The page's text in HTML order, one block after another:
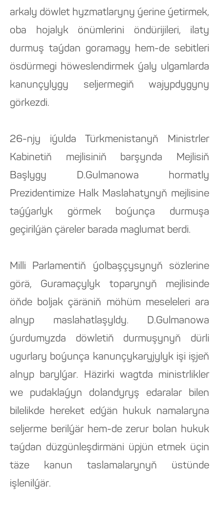
arkaly döwlet hyzmatlaryny ýerine ýetirmek,
oba hojalyk önümlerini öndürijileri, ilaty
durmuş taýdan goramagy hem-de sebitleri
ösdürmegi höweslendirmek ýaly ulgamlarda
kanunçylygy seljermegiň wajypdygyny
görkezdi.
26-njy iýulda Türkmenistanyň Ministrler
Kabinetiň mejlisiniň barşynda Mejlisiň
Başlygy D.Gulmanowa hormatly
Prezidentimize Halk Maslahatynyň mejlisine
taýýarlyk görmek boýunça durmuşa
geçirilýän çäreler barada maglumat berdi.
Milli Parlamentiň ýolbaşçysynyň sözlerine
görä, Guramaçylyk toparynyň mejlisinde
öňde boljak çäräniň möhüm meseleleri ara
alnyp maslahatlaşyldy. D.Gulmanowa
ýurdumyzda döwletiň durmuşynyň dürli
ugurlary boýunça kanunçykaryjylyk işi işjeň
alnyp barylýar. Häzirki wagtda ministrlikler
we pudaklaýyn dolandyryş edaralar bilen
bilelikde hereket edýän hukuk namalaryna
seljerme berilýär hem-de zerur bolan hukuk
taýdan düzgünleşdirmäni üpjün etmek üçin
täze kanun taslamalarynyň üstünde
işlenilýär.